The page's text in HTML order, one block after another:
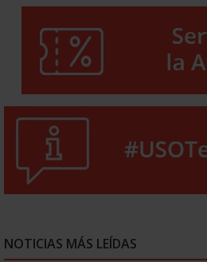
NOTICIAS MÁS LEÍDAS